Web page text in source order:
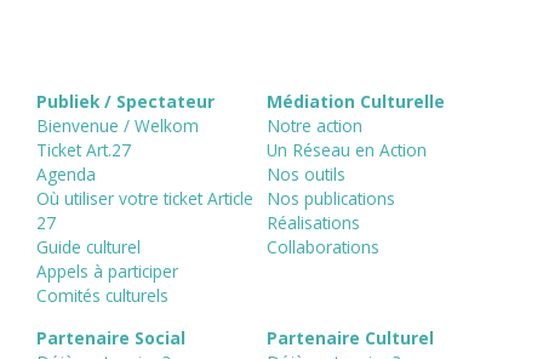
Publiek / Spectateur
Bienvenue / Welkom
Ticket Art.27
Agenda
Où utiliser votre ticket Article
27
Guide culturel
Appels à participer
Comités culturels
Médiation Culturelle
Notre action
Un Réseau en Action
Nos outils
Nos publications
Réalisations
Collaborations
Partenaire Social
Partenaire Culturel